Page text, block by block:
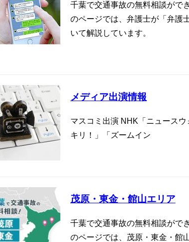
千葉で交通事故の無料相談がで
のページでは、弁護士が「弁護
いて解説しています。
メディア出演情報
マスコミ出演 NHK「ニュース
キリ！」「ズームイン
茂原・東金・館山エリア
千葉で交通事故の無料相談がで
のページでは、茂原・東金・館